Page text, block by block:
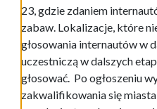
23, gdzie zdaniem
zabaw. Lokalizacje, które
głosowania internautów w
uczestniczą w dalszych
głosować. Po ogłoszeniu
zakwalifikowania się